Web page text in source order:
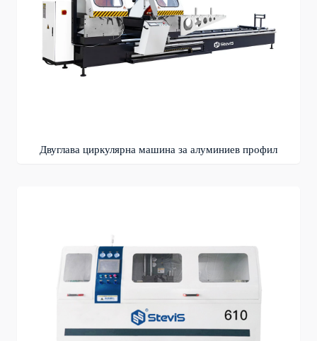
Двуглава циркулярна машина за алуминиев профил